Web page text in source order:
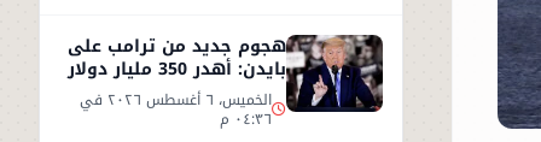
هجوم جديد من ترامب على
بايدن: أهدر 350 مليار دولار
وعرّض جيشنا للخطر الخميس، ٦ أغسطس ٢٠٢٦ في
٠٤:٣٦ م